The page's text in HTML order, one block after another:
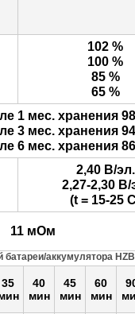
102 %
100 %
85 %
65 %
1 мес. хранения
3 мес. хранения
6 мес. хранения
2,40 В/эл.
2,27-2,30 В/
(t = 15-25
11 мОм
аккумулятора
35
40
мин
45
мин
60
мин